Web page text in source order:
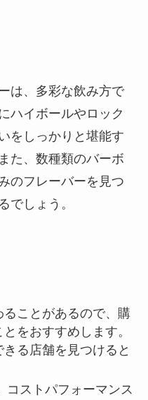
は、多彩な飲み方で
ハイボールやロック
をしっかりと堪能す
た、数種類のバーボ
のフレーバーを見つ
でしょう。
ことがあるので、購
をおすすめします。
る店舗を見つけると
コストパフォーマンス